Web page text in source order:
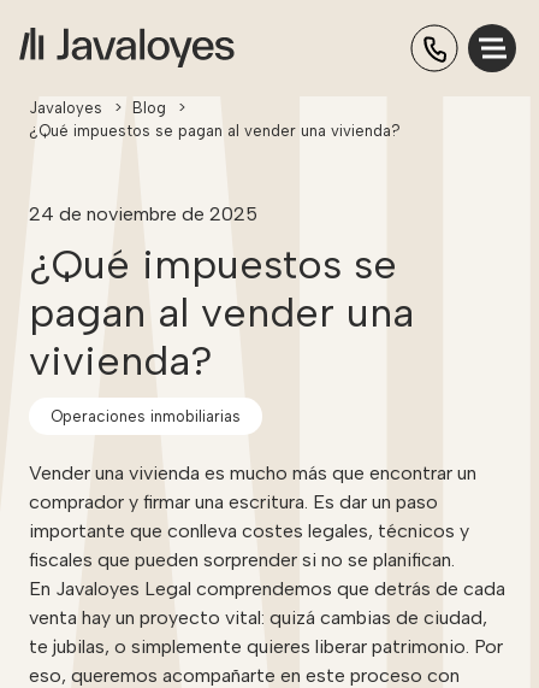
Javaloyes > Blog
>
¿Qué impuestos se pagan al vender una vivienda?
24 de noviembre de 2025
¿Qué impuestos se
pagan al vender una
vivienda?
Operaciones inmobiliarias
Vender una vivienda es mucho más que encontrar un
comprador y firmar una escritura. Es dar un paso
importante que conlleva costes legales, técnicos y
fiscales que pueden sorprender si no se planifican.
En Javaloyes Legal comprendemos que detrás de cada
venta hay un proyecto vital: quizá cambias de ciudad,
te jubilas, o simplemente quieres liberar patrimonio. Por
eso, queremos acompañarte en este proceso con